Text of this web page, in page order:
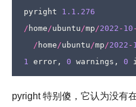
pyright
1.1.276
/ home/ubuntu/mp/2022 - 10 -
/ home/ubuntu/mp/2022 -
1 error , 0 warnings , 0
pyright 特别傻，它认为没有